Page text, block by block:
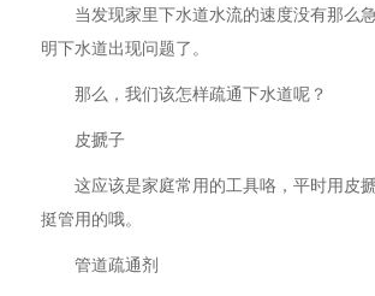
当发现家里下水道水流的速度没有那么
明下水道出现问题了。
那么，我们该怎样疏通下水道呢？
皮搋子
这应该是家庭常用的工具咯，平时用皮
挺管用的哦。
管道疏通剂